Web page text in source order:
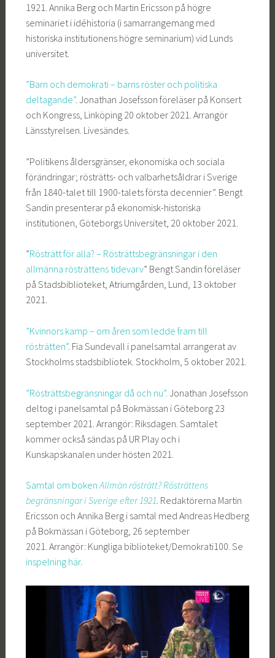
1921. Annika Berg och Martin Ericsson på högre
seminariet i idéhistoria (i samarrangemang med
historiska institutionens högre seminarium) vid Lunds
universitet.
”Barn och demokrati – barns röster och politiska
deltagande”. Jonathan Josefsson föreläser på Konsert
och Kongress, Linköping 20 oktober 2021. Arrangör
Länsstyrelsen. Livesändes.
”Politikens åldersgränser, ekonomiska och sociala
förändringar; rösträtts- och valbarhetsåldrar i Sverige
från 1840-talet till 1900-talets första decennier”. Bengt
Sandin presenterar på ekonomisk-historiska
institutionen, Göteborgs Universitet, 20 oktober 2021.
”Rösträtt för alla? – Rösträttsbegränsningar i den
allmänna rösträttens tidevarv” Bengt Sandin föreläser
på Stadsbiblioteket, Atriumgården, Lund, 13 oktober
2021.
”Kvinnors kamp – om åren som ledde fram till
rösträtten”. Fia Sundevall i panelsamtal arrangerat av
Stockholms stadsbibliotek. Stockholm, 5 oktober 2021.
”Rösträttsbegränsningar då och nu”. Jonathan Josefsson
deltog i panelsamtal på Bokmässan i Göteborg 23
september 2021. Arrangör: Riksdagen. Samtalet
kommer också sändas på UR Play och i
Kunskapskanalen under hösten 2021.
Samtal om bokenAllmän rösträtt? Rösträttens
begränsningar i Sverige efter 1921. Redaktörerna Martin
Ericsson och Annika Berg i samtal med Andreas Hedberg
på Bokmässan i Göteborg, 26 september
2021. Arrangör: Kungliga biblioteket/Demokrati100. Se
inspelning här.